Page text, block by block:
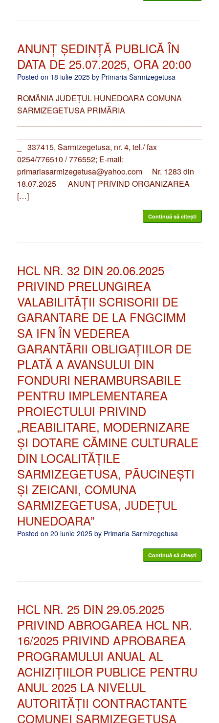
ANUNȚ ȘEDINȚĂ PUBLICĂ ÎN
DATA DE 25.07.2025, ORA 20:00
Posted on 18 iulie 2025 by Primaria Sarmizegetusa
ROMÂNIA JUDEȚUL HUNEDOARA COMUNA
SARMIZEGETUSA PRIMĂRIA
_ 337415, Sarmizegetusa, nr. 4, tel./ fax
0254/776510 / 776552; E-mail:
primariasarmizegetusa@yahoo.com Nr. 1283 din
18.07.2025 ANUNȚ PRIVIND ORGANIZAREA
[…]
Continuă să citești
HCL NR. 32 DIN 20.06.2025
PRIVIND PRELUNGIREA
VALABILITĂȚII SCRISORII DE
GARANTARE DE LA FNGCIMM
SA IFN ÎN VEDEREA
GARANTĂRII OBLIGAȚIILOR DE
PLATĂ A AVANSULUI DIN
FONDURI NERAMBURSABILE
PENTRU IMPLEMENTAREA
PROIECTULUI PRIVIND
„REABILITARE, MODERNIZARE
ȘI DOTARE CĂMINE CULTURALE
DIN LOCALITĂȚILE
SARMIZEGETUSA, PĂUCINEȘTI
ȘI ZEICANI, COMUNA
SARMIZEGETUSA, JUDEȚUL
HUNEDOARA”
Posted on 20 iunie 2025 by Primaria Sarmizegetusa
Continuă să citești
HCL NR. 25 DIN 29.05.2025
PRIVIND ABROGAREA HCL NR.
16/2025 PRIVIND APROBAREA
PROGRAMULUI ANUAL AL
ACHIZIȚIILOR PUBLICE PENTRU
ANUL 2025 LA NIVELUL
AUTORITĂȚII CONTRACTANTE
COMUNEI SARMIZEGETUSA